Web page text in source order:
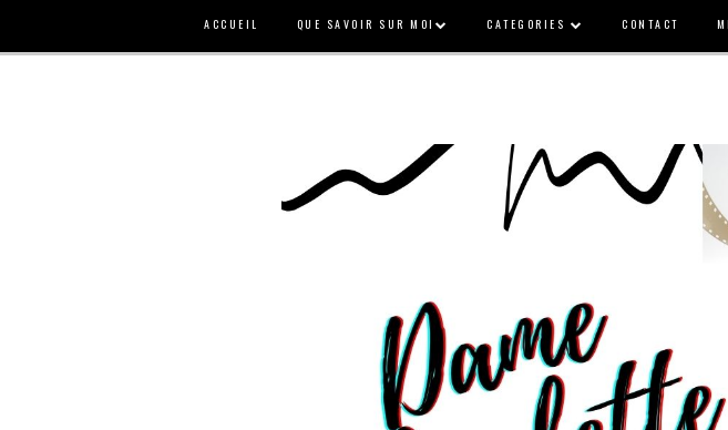
ACCUEIL QUE SAVOIR SUR MOI CATEGORIES CONTACT